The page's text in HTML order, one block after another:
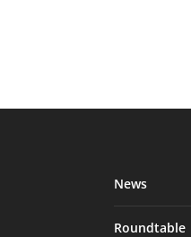
News
Roundtable